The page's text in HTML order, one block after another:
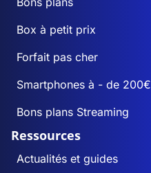
Box à petit prix
Forfait pas cher
Smartphones à - de 200€
Bons plans Streaming
Ressources
Actualités et guides